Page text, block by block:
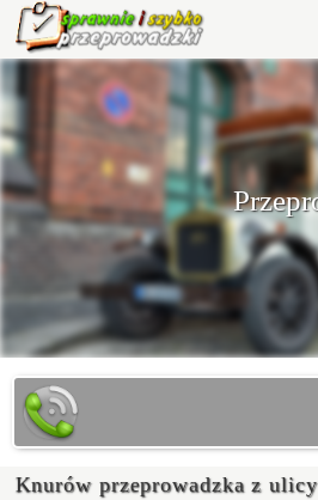
Knurów przeprowadzka z